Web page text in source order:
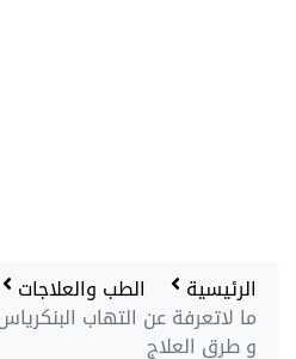
الرئيسية الطب والعلاجات
ما لاتعرفة عن التهاب
و طرق العلاج